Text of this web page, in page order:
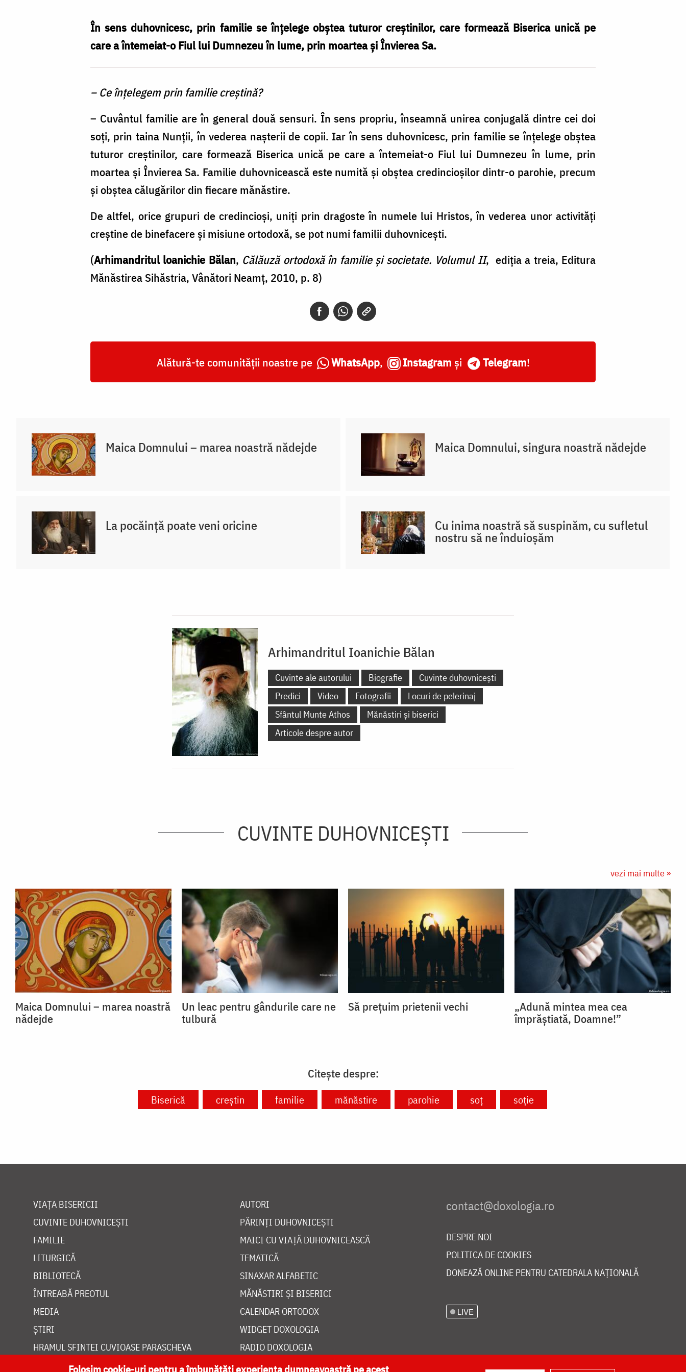
În sens duhovnicesc, prin familie se înțelege obștea tuturor creștinilor, care formează Biserica unică pe
care a întemeiat-o Fiul lui Dumnezeu în lume, prin moartea și Învierea Sa.
– Ce înţelegem prin familie creştină?
– Cuvântul familie are în general două sensuri. În sens propriu, înseamnă unirea conjugală dintre cei doi
soţi, prin taina Nunţii, în vederea naşterii de copii. Iar în sens duhovnicesc, prin familie se înţelege obştea
tuturor creştinilor, care formează Biserica unică pe care a întemeiat-o Fiul lui Dumnezeu în lume, prin
moartea şi Învierea Sa. Familie duhovnicească este numită şi obştea credincioşilor dintr-o parohie, precum
şi obştea călugărilor din fiecare mănăstire.
De altfel, orice grupuri de credincioşi, uniţi prin dragoste în numele lui Hristos, în vederea unor activităţi
creştine de binefacere şi misiune ortodoxă, se pot numi familii duhovniceşti.
(Arhimandritul loanichie Bălan, Călăuză ortodoxă în familie și societate. Volumul II, ediția a treia, Editura
Mănăstirea Sihăstria, Vânători Neamț, 2010, p. 8)
Alătură-te comunității noastre pe WhatsApp, Instagram și Telegram!
Maica Domnului – marea noastră nădejde Maica Domnului, singura noastră nădejde
La pocăință poate veni oricine Cu inima noastră să suspinăm, cu sufletul
nostru să ne înduioșăm
Arhimandritul Ioanichie Bălan
Cuvinte ale autorului Biografie
Cuvinte duhovnicești
Predici
Video Fotografii
Locuri de pelerinaj
Sfântul Munte Athos
Mănăstiri și biserici
Articole despre autor
CUVINTE DUHOVNICEȘTI
vezi mai multe »
Maica Domnului – marea noastră
nădejde
Un leac pentru gândurile care ne
tulbură
Să prețuim prietenii vechi
„Adună mintea mea cea
împrăștiată, Doamne!”
Citește despre:
Biserică creștin familie mănăstire parohie soț soție
VIAȚA BISERICII
CUVINTE DUHOVNICEȘTI
FAMILIE
LITURGICĂ
BIBLIOTECĂ
ÎNTREABĂ PREOTUL
MEDIA
ȘTIRI
HRAMUL SFINTEI CUVIOASE PARASCHEVA
AUTORI
PĂRINȚI DUHOVNICEȘTI
MAICI CU VIAȚĂ DUHOVNICEASCĂ
TEMATICĂ
SINAXAR ALFABETIC
MĂNĂSTIRI ȘI BISERICI
CALENDAR ORTODOX
WIDGET DOXOLOGIA
RADIO DOXOLOGIA
DESPRE NOI
POLITICA DE COOKIES
DONEAZĂ ONLINE PENTRU CATEDRALA NAȚIONALĂ
LIVE
Folosim cookie-uri pentru a îmbunătăți experiența dumneavoastră pe acest